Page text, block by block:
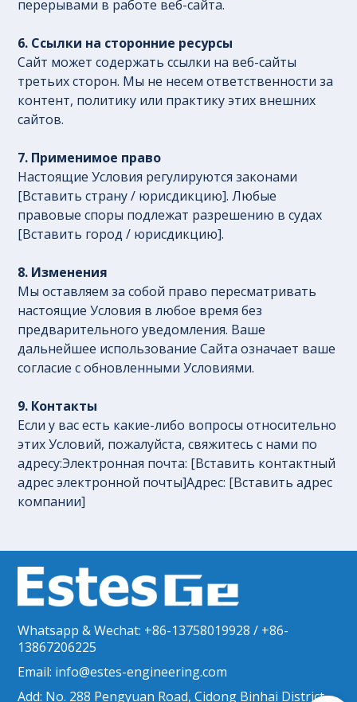
перерывами в работе веб-сайта.
6. Ссылки на сторонние ресурсы
Сайт может содержать ссылки на веб-сайты
третьих сторон. Мы не несем ответственности за
контент, политику или практику этих внешних
сайтов.
7. Применимое право
Настоящие Условия регулируются законами
[Вставить страну / юрисдикцию]. Любые
правовые споры подлежат разрешению в судах
[Вставить город / юрисдикцию].
8. Изменения
Мы оставляем за собой право пересматривать
настоящие Условия в любое время без
предварительного уведомления. Ваше
дальнейшее использование Сайта означает ваше
согласие с обновленными Условиями.
9. Контакты
Если у вас есть какие-либо вопросы относительно
этих Условий, пожалуйста, свяжитесь с нами по
адресу:Электронная почта: [Вставить контактный
адрес электронной почты]Адрес: [Вставить адрес
компании]
Whatsapp & Wechat: +86-13758019928 / +86-
13867206225
Email: info@estes-engineering.com
Add: No. 288 Pengyuan Road, Cidong Binhai District,